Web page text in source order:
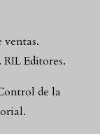
ventas.
Editores.
de la